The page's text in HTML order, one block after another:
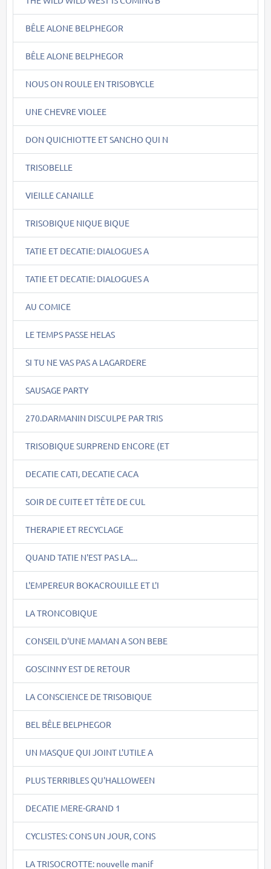
BÊLE ALONE BELPHEGOR
BÊLE ALONE BELPHEGOR
NOUS ON ROULE EN TRISOBYCLE
UNE CHEVRE VIOLEE
DON QUICHIOTTE ET SANCHO QUI N
TRISOBELLE
VIEILLE CANAILLE
TRISOBIQUE NIQUE BIQUE
TATIE ET DECATIE: DIALOGUES A
TATIE ET DECATIE: DIALOGUES A
AU COMICE
LE TEMPS PASSE HELAS
SI TU NE VAS PAS A LAGARDERE
SAUSAGE PARTY
270.DARMANIN DISCULPE PAR TRIS
TRISOBIQUE SURPREND ENCORE (ET
DECATIE CATI, DECATIE CACA
SOIR DE CUITE ET TÊTE DE CUL
THERAPIE ET RECYCLAGE
QUAND TATIE N'EST PAS LA....
L'EMPEREUR BOKACROUILLE ET L'I
LA TRONCOBIQUE
CONSEIL D'UNE MAMAN A SON BEBE
GOSCINNY EST DE RETOUR
LA CONSCIENCE DE TRISOBIQUE
BEL BÊLE BELPHEGOR
UN MASQUE QUI JOINT L'UTILE A
PLUS TERRIBLES QU'HALLOWEEN
DECATIE MERE-GRAND 1
CYCLISTES: CONS UN JOUR, CONS
LA TRISOCROTTE: nouvelle manif